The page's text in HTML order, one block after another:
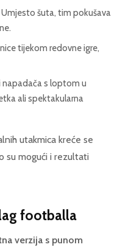
Umjesto šuta, tim pokušava
tijekom redovne igre,
s loptom u
ali spektakularna
utakmica kreće se
su mogući i rezultati
footballa
verzija s punom